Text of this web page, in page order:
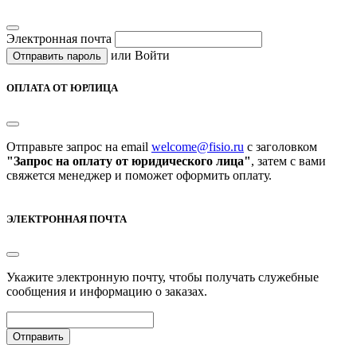
Электронная почта
Отправить пароль или Войти
ОПЛАТА ОТ ЮРЛИЦА
Отправьте запрос на email welcome@fisio.ru c заголовком
"Запрос на оплату от юридического лица", затем с вами
свяжется менеджер и поможет оформить оплату.
ЭЛЕКТРОННАЯ ПОЧТА
Укажите электронную почту, чтобы получать служебные
сообщения и информацию о заказах.
Отправить